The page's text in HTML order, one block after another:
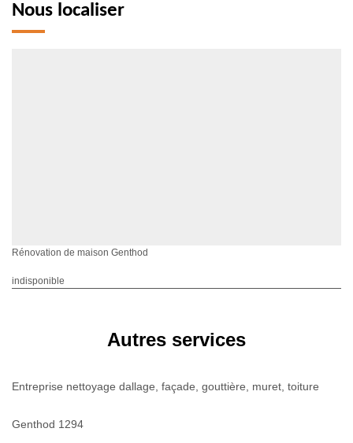
Nous localiser
Rénovation de maison Genthod
indisponible
Autres services
Entreprise nettoyage dallage, façade, gouttière, muret, toiture
Genthod 1294